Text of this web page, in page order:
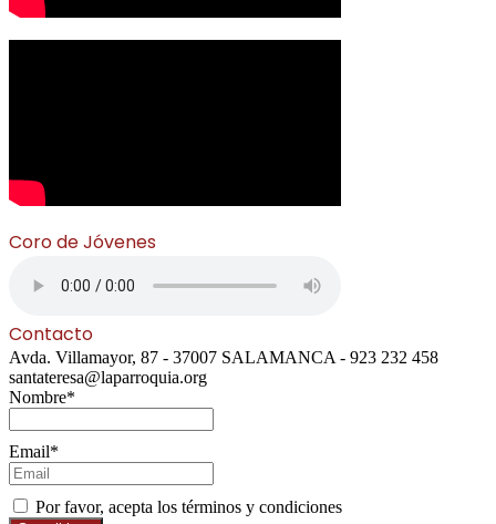
Coro de Jóvenes
Contacto
Avda. Villamayor, 87 - 37007 SALAMANCA - 923 232 458
santateresa@laparroquia.org
Nombre*
Email*
Por favor, acepta los términos y condiciones